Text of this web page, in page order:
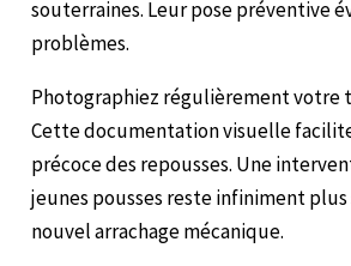
souterraines. Leur pose préventive
problèmes.
Photographiez régulièrement votre
Cette documentation visuelle
précoce des repousses. Une
jeunes pousses reste infiniment
nouvel arrachage mécanique.